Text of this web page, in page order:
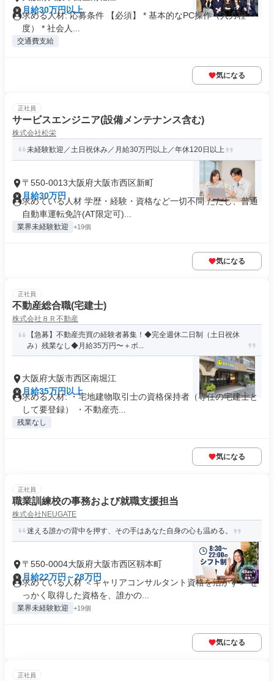
月給30万円以上
求める人材: 応募条件 【必須】 * 基本的なPC操作（入力程
度） * 社会人...
交通費支給
気になる
正社員
サービスエンジニア(設備メンテナンス含む)
株式会社松栄
未経験歓迎／土日祝休み／月給30万円以上／年休120日以上
〒550-0013大阪府大阪市西区新町
月給30万円
求めている人材 学歴・経験・資格など一切不問 ただし、普通
自動車運転免許(AT限定可)...
業界未経験歓迎 +19個
気になる
正社員
不動産総合職(宅建士)
株式会社８Ｒ不動産
【急募】不動産売買の経験者募集！◆完全週休二日制（土日祝休
み）残業なし◆月給35万円〜＋ボ...
大阪府大阪市西区南堀江
月給35万円以上
求める人材: ・宅地建物取引士の資格保持者（専任の宅建士と
して要登録） ・不動産売...
残業なし
気になる
正社員
職業訓練校の事務および就職支援担当
株式会社NEUGATE
迷える誰かの背中を押す、その手はあなた自身の心も温める。
〒550-0004大阪府大阪市西区靱本町
月給22万円～28万円
求めている人材 ＜キャリアコンサルタント資格を活かす＞ せ
っかく取得した資格を、誰かの...
業界未経験歓迎 +19個
気になる
正社員